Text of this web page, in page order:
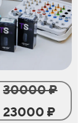
30000 ₽
23000 ₽